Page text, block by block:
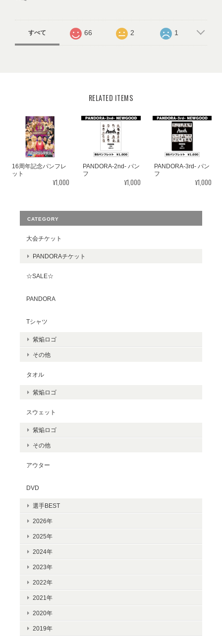
すべて 66 2 1
RELATED ITEMS
16周年記念パンフレ
ット
¥1,000
PANDORA-2nd- パン
フ
¥1,000
PANDORA-3rd- パン
フ
¥1,000
CATEGORY
大会チケット
PANDORAチケット
☆SALE☆
PANDORA
Tシャツ
紫焔ロゴ
その他
タオル
紫焔ロゴ
スウェット
紫焔ロゴ
その他
アウター
DVD
選手BEST
2026年
2025年
2024年
2023年
2022年
2021年
2020年
2019年